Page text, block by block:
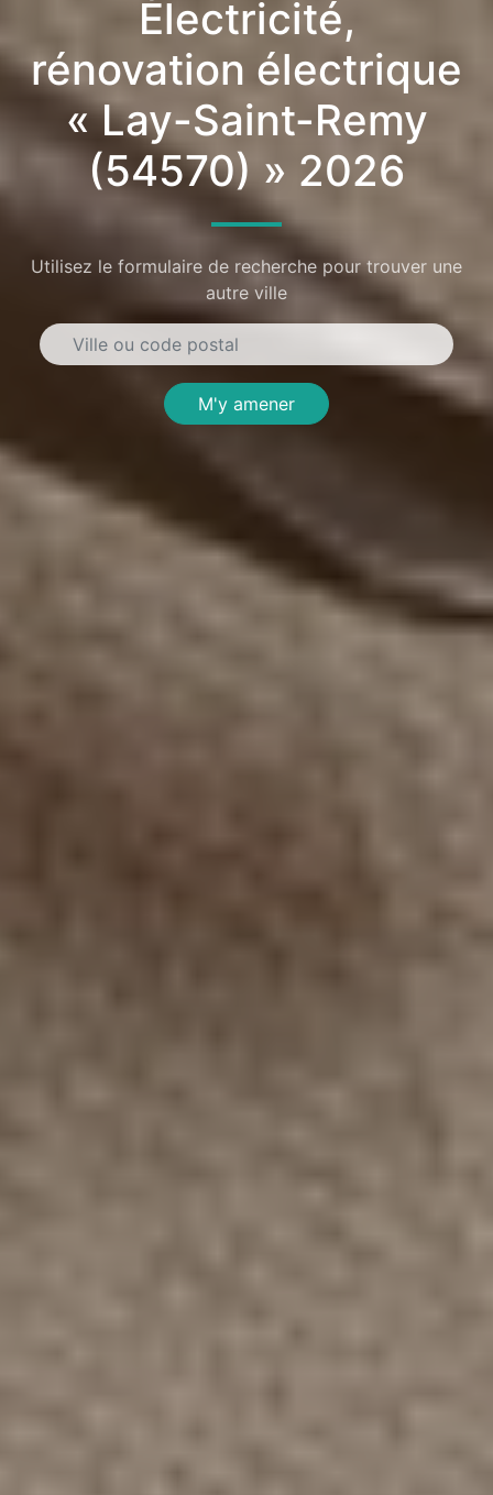
Électricité,
rénovation électrique
« Lay-Saint-Remy
(54570) » 2026
Utilisez le formulaire de recherche pour trouver une
autre ville
M'y amener